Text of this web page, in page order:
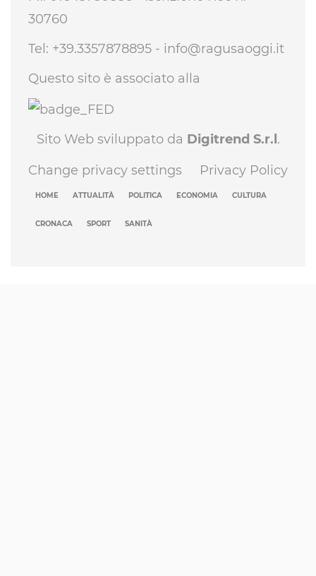
30760
Tel: +39.3357878895 - info@ragusaoggi.it
Questo sito è associato alla
Sito Web sviluppato da Digitrend S.r.l.
Change privacy settings
Privacy Policy
HOME ATTUALITÀ POLITICA ECONOMIA CULTURA
CRONACA SPORT SANITÀ